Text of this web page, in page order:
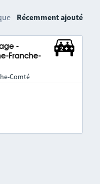
Récemment ajouté
-
Franche-
Comté